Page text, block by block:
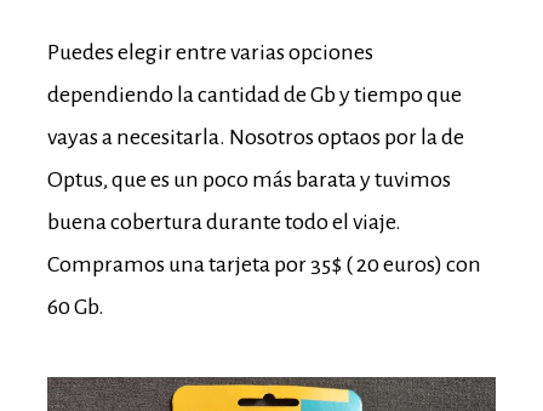
Puedes elegir entre varias opciones
dependiendo la cantidad de Gb y tiempo que
vayas a necesitarla. Nosotros optaos por la de
Optus, que es un poco más barata y tuvimos
buena cobertura durante todo el viaje.
Compramos una tarjeta por 35$ ( 20 euros) con
60 Gb.